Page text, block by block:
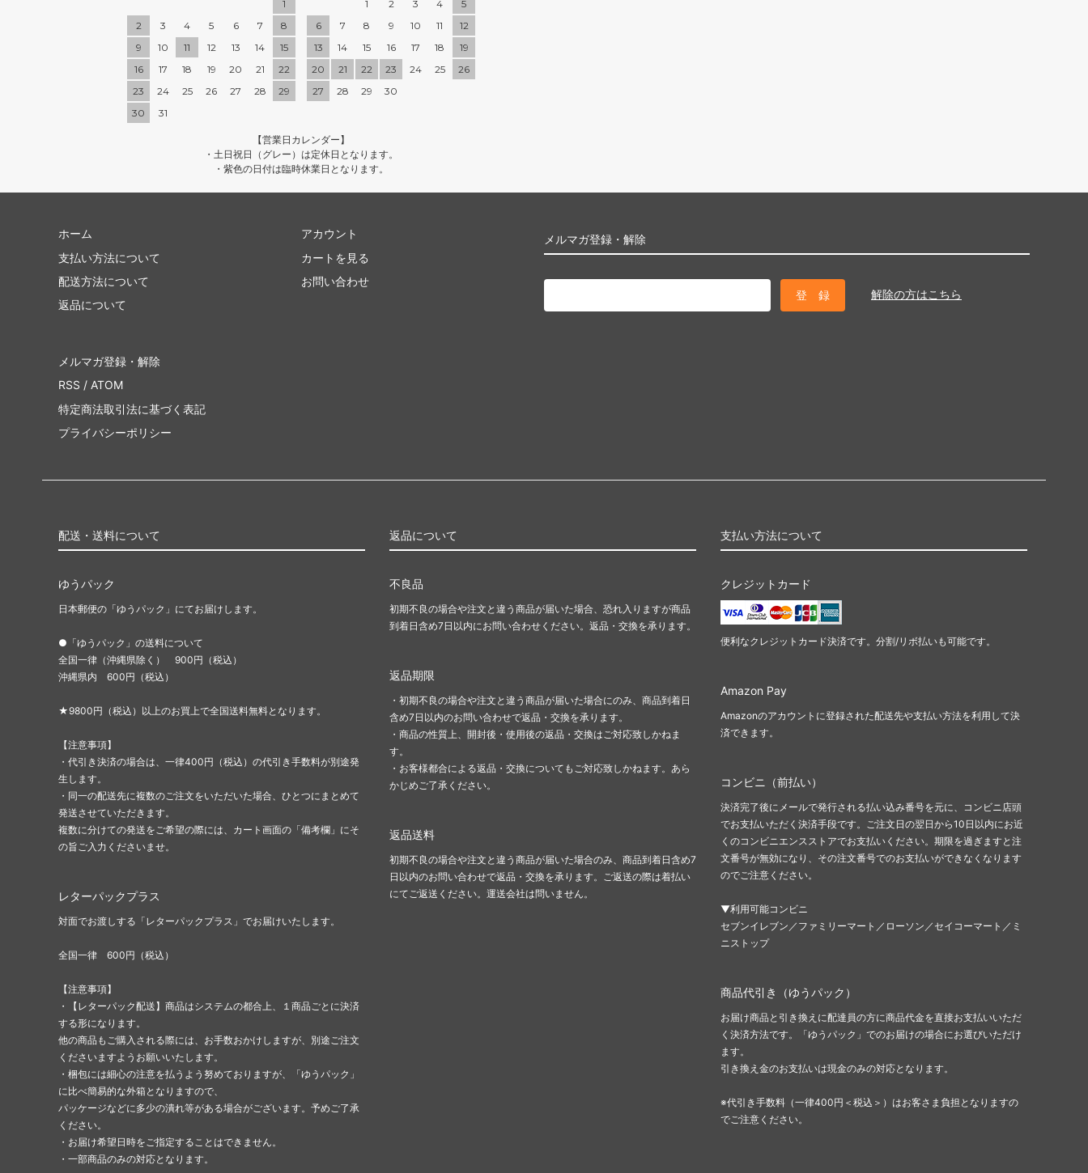
1
2
3 4 5 6 7
8
9
10 11 12 13 14
15
16
17 18 19 20 21
22
23
24 25 26 27 28
29
30
31
1
2 3 4
5
6
7 8 9 10 11
12
13
14 15 16 17 18
19
20
21 22 23 24 25
26
27
28 29 30
【営業日カレンダー】
・土日祝日（グレー）は定休日となります。
・紫色の日付は臨時休業日となります。
メルマガ登録・解除
解除の方はこちら
ホーム
支払い方法について
配送方法について
返品について
アカウント
カートを見る
お問い合わせ
メルマガ登録・解除
RSS / ATOM
特定商法取引法に基づく表記
プライバシーポリシー
配送・送料について
ゆうパック
日本郵便の「ゆうパック」にてお届けします。
●「ゆうパック」の送料について
全国一律（沖縄県除く） 900円（税込）
沖縄県内 600円（税込）
★9800円（税込）以上のお買上で全国送料無料となります。
【注意事項】
・代引き決済の場合は、一律400円（税込）の代引き手数料が別途発
生します。
・同一の配送先に複数のご注文をいただいた場合、ひとつにまとめて
発送させていただきます。
複数に分けての発送をご希望の際には、カート画面の「備考欄」にそ
の旨ご入力くださいませ。
レターパックプラス
対面でお渡しする「レターパックプラス」でお届けいたします。
全国一律 600円（税込）
【注意事項】
・【レターパック配送】商品はシステムの都合上、１商品ごとに決済
する形になります。
他の商品もご購入される際には、お手数おかけしますが、別途ご注文
くださいますようお願いいたします。
・梱包には細心の注意を払うよう努めておりますが、「ゆうパック」
に比べ簡易的な外箱となりますので、
パッケージなどに多少の潰れ等がある場合がございます。予めご了承
ください。
・お届け希望日時をご指定することはできません。
・一部商品のみの対応となります。
返品について
不良品
初期不良の場合や注文と違う商品が届いた場合、恐れ入りますが商品
到着日含め7日以内にお問い合わせください。返品・交換を承ります。
返品期限
・初期不良の場合や注文と違う商品が届いた場合にのみ、商品到着日
含め7日以内のお問い合わせで返品・交換を承ります。
・商品の性質上、開封後・使用後の返品・交換はご対応致しかねま
す。
・お客様都合による返品・交換についてもご対応致しかねます。あら
かじめご了承ください。
返品送料
初期不良の場合や注文と違う商品が届いた場合のみ、商品到着日含め7
日以内のお問い合わせで返品・交換を承ります。ご返送の際は着払い
にてご返送ください。運送会社は問いません。
支払い方法について
クレジットカード
便利なクレジットカード決済です。分割/リボ払いも可能です。
Amazon Pay
Amazonのアカウントに登録された配送先や支払い方法を利用して決
済できます。
コンビニ（前払い）
決済完了後にメールで発行される払い込み番号を元に、コンビニ店頭
でお支払いただく決済手段です。ご注文日の翌日から10日以内にお近
くのコンビニエンスストアでお支払いください。期限を過ぎますと注
文番号が無効になり、その注文番号でのお支払いができなくなります
のでご注意ください。
▼利用可能コンビニ
セブンイレブン／ファミリーマート／ローソン／セイコーマート／ミ
ニストップ
商品代引き（ゆうパック）
お届け商品と引き換えに配達員の方に商品代金を直接お支払いいただ
く決済方法です。「ゆうパック」でのお届けの場合にお選びいただけ
ます。
引き換え金のお支払いは現金のみの対応となります。
※代引き手数料（一律400円＜税込＞）はお客さま負担となりますの
でご注意ください。